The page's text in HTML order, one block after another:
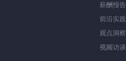
薪酬报告
前沿实践
观点洞察
视频访谈